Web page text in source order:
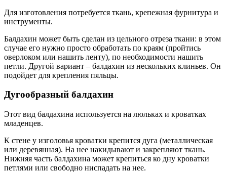
Для изготовления потребуется ткань, крепежная фурнитура и
инструменты.
Балдахин может быть сделан из цельного отреза ткани: в этом
случае его нужно просто обработать по краям (пройтись
оверлоком или нашить ленту), по необходимости нашить
петли. Другой вариант – балдахин из нескольких клиньев. Он
подойдет для крепления пяльцы.
Дугообразный балдахин
Этот вид балдахина используется на люльках и кроватках
младенцев.
К стене у изголовья кроватки крепится дуга (металлическая
или деревянная). На нее накидывают и закрепляют ткань.
Нижняя часть балдахина может крепиться ко дну кроватки
петлями или свободно ниспадать на нее.